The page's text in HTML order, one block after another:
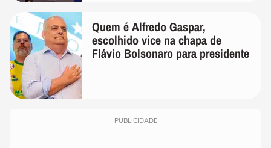
Quem é Alfredo Gaspar,
escolhido vice na chapa de
Flávio Bolsonaro para presidente
PUBLICIDADE